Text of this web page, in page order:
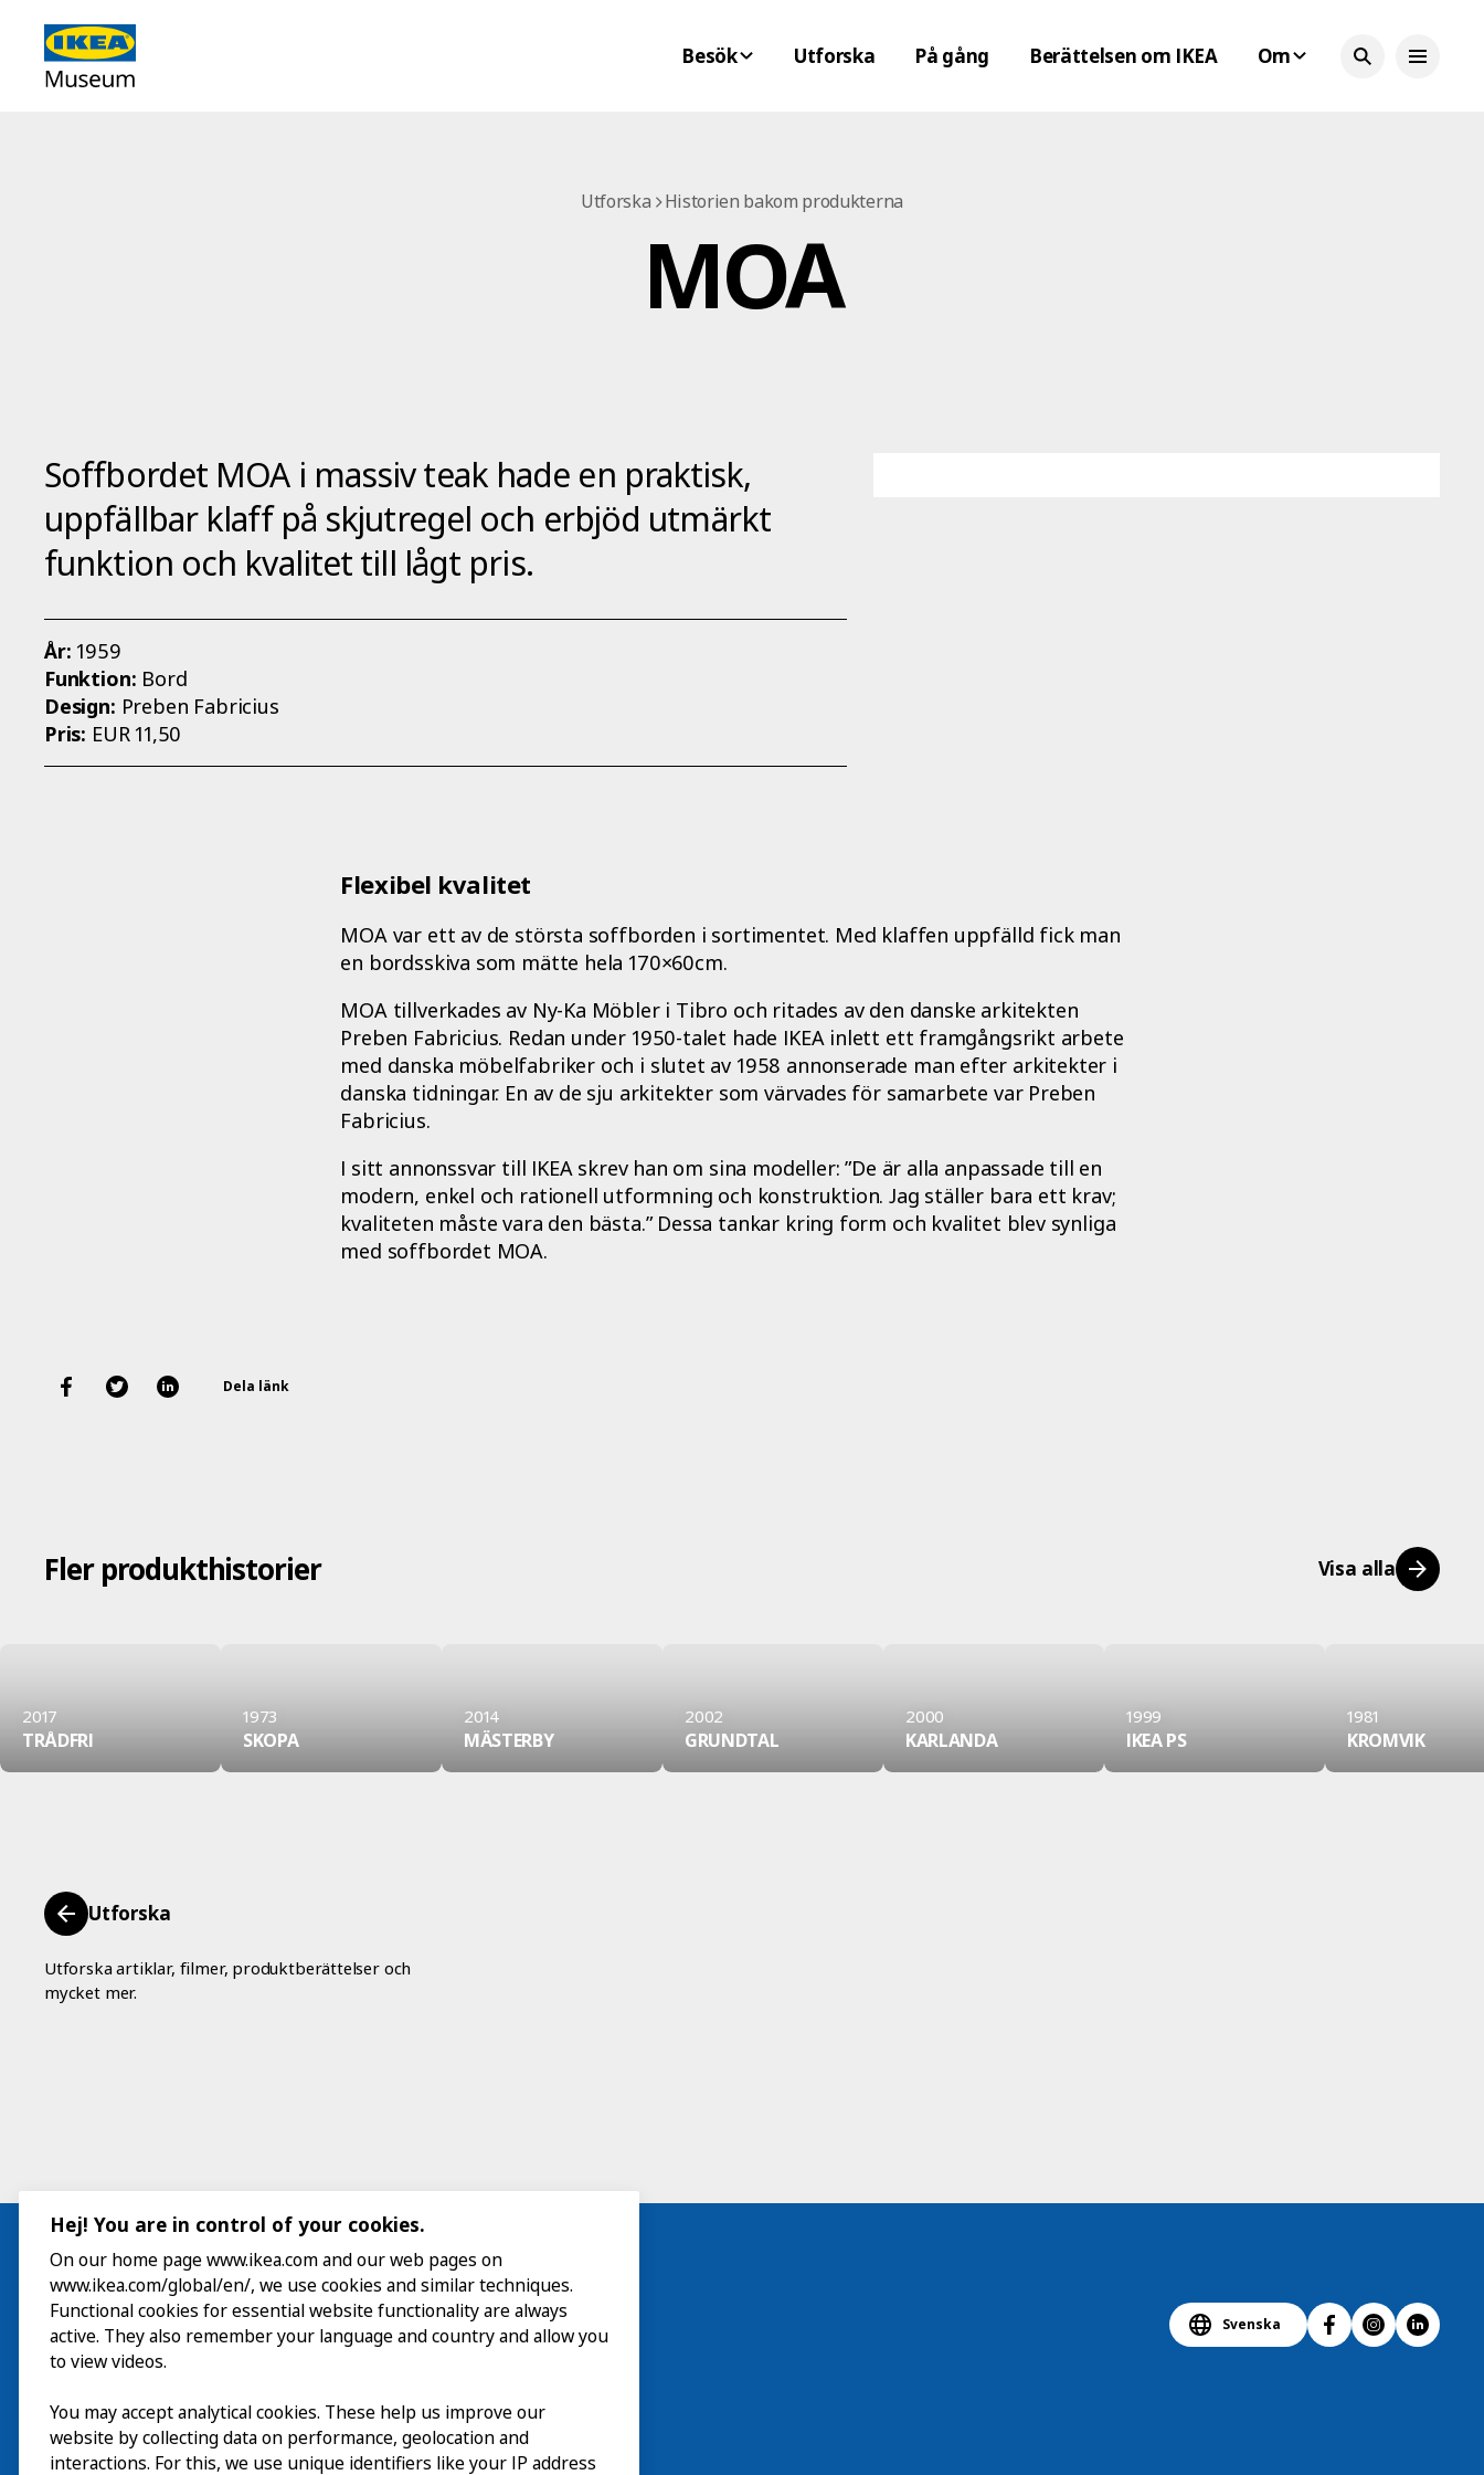
Besök Utforska På gång Berättelsen om IKEA Om
Utforska Historien bakom produkterna
MOA
Soffbordet MOA i massiv teak hade en praktisk,
uppfällbar klaff på skjutregel och erbjöd utmärkt
funktion och kvalitet till lågt pris.
År: 1959
Funktion: Bord
Design: Preben Fabricius
Pris: EUR 11,50
Flexibel kvalitet
MOA var ett av de största soffborden i sortimentet. Med klaffen uppfälld fick man
en bordsskiva som mätte hela 170×60cm.
MOA tillverkades av Ny-Ka Möbler i Tibro och ritades av den danske arkitekten
Preben Fabricius. Redan under 1950-talet hade IKEA inlett ett framgångsrikt arbete
med danska möbelfabriker och i slutet av 1958 annonserade man efter arkitekter i
danska tidningar. En av de sju arkitekter som värvades för samarbete var Preben
Fabricius.
I sitt annonssvar till IKEA skrev han om sina modeller: ”De är alla anpassade till en
modern, enkel och rationell utformning och konstruktion. Jag ställer bara ett krav;
kvaliteten måste vara den bästa.” Dessa tankar kring form och kvalitet blev synliga
med soffbordet MOA.
Dela länk
Fler produkthistorier Visa alla
2017
TRÅDFRI
1973
SKOPA
2014
MÄSTERBY
2002
GRUNDTAL
2000
KARLANDA
1999
IKEA PS
1981
KROMVIK
Utforska
Utforska artiklar, filmer, produktberättelser och
mycket mer.
Besök
Utforska
På gång
Svenska
Hej! You are in control of your cookies.
On our home page www.ikea.com and our web pages on
www.ikea.com/global/en/, we use cookies and similar techniques.
Functional cookies for essential website functionality are always
active. They also remember your language and country and allow you
to view videos.
You may accept analytical cookies. These help us improve our
website by collecting data on performance, geolocation and
interactions. For this, we use unique identifiers like your IP address